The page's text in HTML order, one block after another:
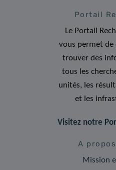
Portail
Le Portail
vous permet de
trouver des
tous les
unités, les
et les
Visitez notre
A
Mission